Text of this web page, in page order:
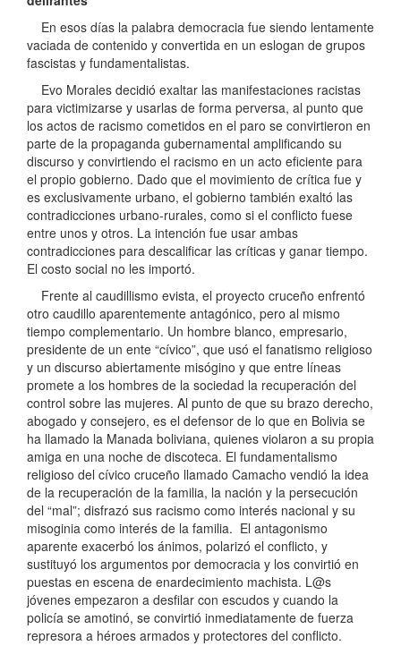
En esos días la palabra democracia fue siendo lentamente
vaciada de contenido y convertida en un eslogan de grupos
fascistas y fundamentalistas.
Evo Morales decidió exaltar las manifestaciones racistas
para victimizarse y usarlas de forma perversa, al punto que
los actos de racismo cometidos en el paro se convirtieron en
parte de la propaganda gubernamental amplificando su
discurso y convirtiendo el racismo en un acto eficiente para
el propio gobierno. Dado que el movimiento de crítica fue y
es exclusivamente urbano, el gobierno también exaltó las
contradicciones urbano-rurales, como si el conflicto fuese
entre unos y otros. La intención fue usar ambas
contradicciones para descalificar las críticas y ganar tiempo.
El costo social no les importó.
Frente al caudillismo evista, el proyecto cruceño enfrentó
otro caudillo aparentemente antagónico, pero al mismo
tiempo complementario. Un hombre blanco, empresario,
presidente de un ente “cívico”, que usó el fanatismo religioso
y un discurso abiertamente misógino y que entre líneas
promete a los hombres de la sociedad la recuperación del
control sobre las mujeres. Al punto de que su brazo derecho,
abogado y consejero, es el defensor de lo que en Bolivia se
ha llamado la Manada boliviana, quienes violaron a su propia
amiga en una noche de discoteca. El fundamentalismo
religioso del cívico cruceño llamado Camacho vendió la idea
de la recuperación de la familia, la nación y la persecución
del “mal”; disfrazó sus racismo como interés nacional y su
misoginia como interés de la familia. El antagonismo
aparente exacerbó los ánimos, polarizó el conflicto, y
sustituyó los argumentos por democracia y los convirtió en
puestas en escena de enardecimiento machista. L@s
jóvenes empezaron a desfilar con escudos y cuando la
policía se amotinó, se convirtió inmediatamente de fuerza
represora a héroes armados y protectores del conflicto.